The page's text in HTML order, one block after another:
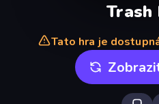
Tato hra je